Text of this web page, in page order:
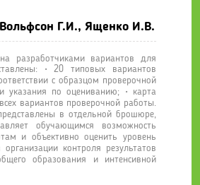
Вольфсон Г.И., Ященко И.В.
разработчиками вариантов для
• 20 типовых вариантов
с образцом проверочной
указания по оцениванию; • карта
вариантов проверочной работы.
в отдельной брошюре,
обучающимся возможность
и объективно оценить уровень
контроля результатов
образования и интенсивной